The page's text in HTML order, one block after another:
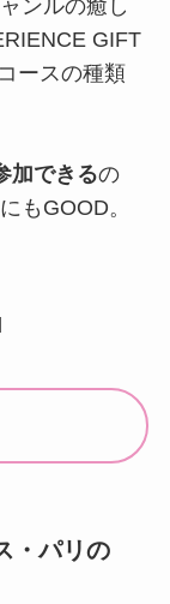
ンルの癒し
GIFT
ースの種類
加できるの
もGOOD。
・パリの